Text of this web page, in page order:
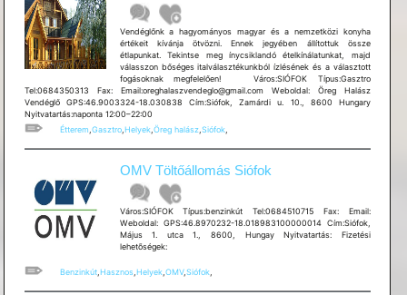
Vendéglőnk a hagyományos magyar és a nemzetközi konyha
értékeit kívánja ötvözni. Ennek jegyében állítottuk össze
étlapunkat. Tekintse meg ínycsiklandó ételkínálatunkat, majd
válasszon bőséges italválasztékunkból ízlésének és a választott
fogásoknak megfelelően! Város:SIÓFOK Típus:Gasztro
Tel:0684350313 Fax: Email:oreghalaszvendeglo@gmail.com Weboldal: Öreg Halász
Vendéglő GPS:46.9003324-18.030838 Cím:Siófok, Zamárdi u. 10., 8600 Hungary
Nyitvatartás:naponta 12:00–22:00
Étterem Gasztro, Helyek, Öreg halász, Siófok,
OMV Töltőállomás Siófok
Város:SIÓFOK Típus:benzinkút Tel:0684510715 Fax: Email:
Weboldal: GPS:46.8970232-18.018983100000014 Cím:Siófok,
Május 1. utca 1., 8600, Hungay Nyitvatartás: Fizetési
lehetõségek:
Benzinkút,Hasznos,Helyek,OMV,Siófok,